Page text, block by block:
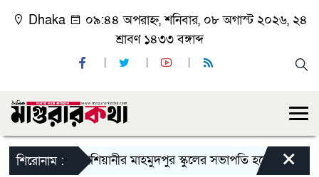
Dhaka
০৯:৪৪ অপরাহ্ন, শনিবার, ০৮ অগাস্ট ২০২৬, ২৪
শ্রাবণ ১৪৩৩ বঙ্গাব্দ
শিরোনাম :কাশিয়ানীর মাহমুদপুর স্কুলের সভাপতি হলেন গোবিন্দ×